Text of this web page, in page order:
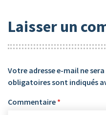
Laisser un
Votre adresse e-mail ne
obligatoires sont indiqués
Commentaire *